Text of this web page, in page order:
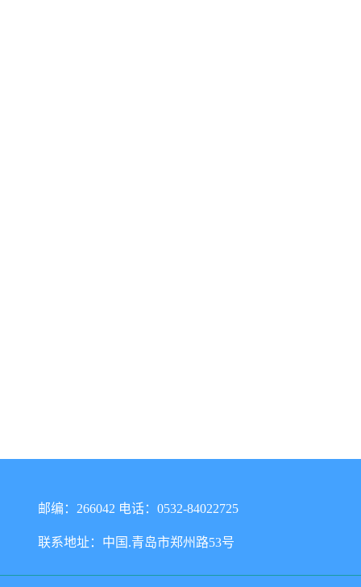
邮编：266042 电话：0532-84022725
联系地址：中国.青岛市郑州路53号